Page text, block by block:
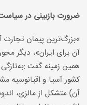
ضرورت بازبینی در
«بزرگ‌ترین پیمان تجارت
آن برای ایران»، دیگر
همین زمینه گفت :
کشور آسیا و اقیانوسیه
آن) متشکل از مالزی،